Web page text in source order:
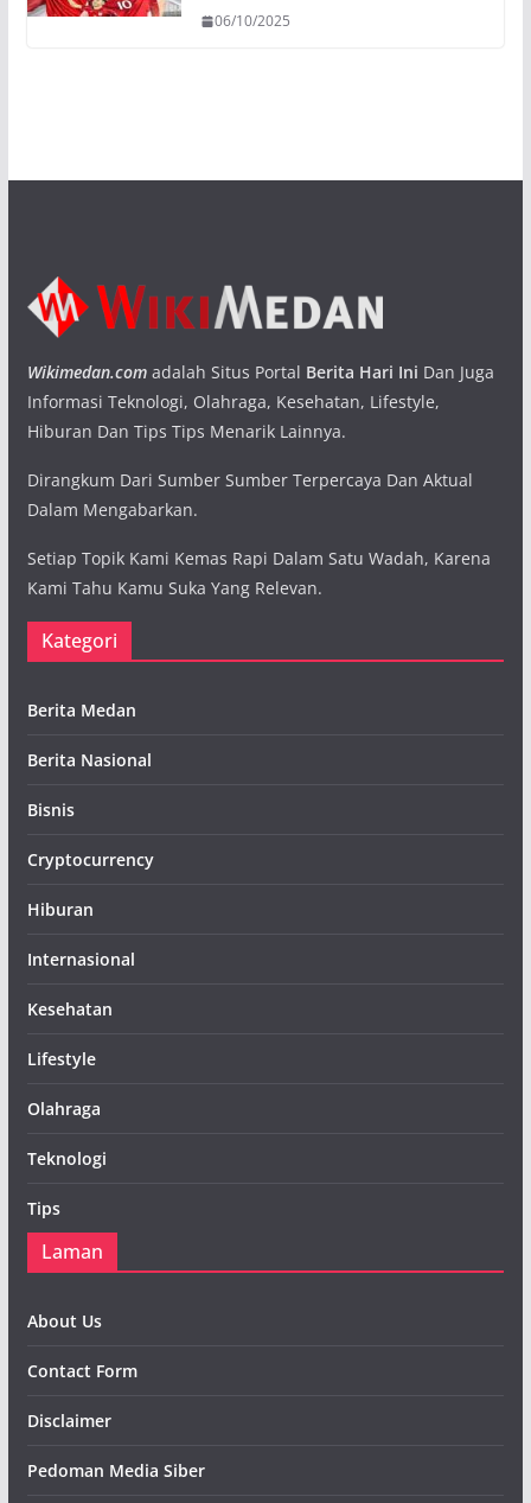
06/10/2025
Wikimedan.comadalah Situs Portal Berita Hari Ini Dan Juga
Informasi Teknologi, Olahraga, Kesehatan, Lifestyle,
Hiburan Dan Tips Tips Menarik Lainnya.
Dirangkum Dari Sumber Sumber Terpercaya Dan Aktual
Dalam Mengabarkan.
Setiap Topik Kami Kemas Rapi Dalam Satu Wadah, Karena
Kami Tahu Kamu Suka Yang Relevan.
Kategori
Berita Medan
Berita Nasional
Bisnis
Cryptocurrency
Hiburan
Internasional
Kesehatan
Lifestyle
Olahraga
Teknologi
Tips
Laman
About Us
Contact Form
Disclaimer
Pedoman Media Siber